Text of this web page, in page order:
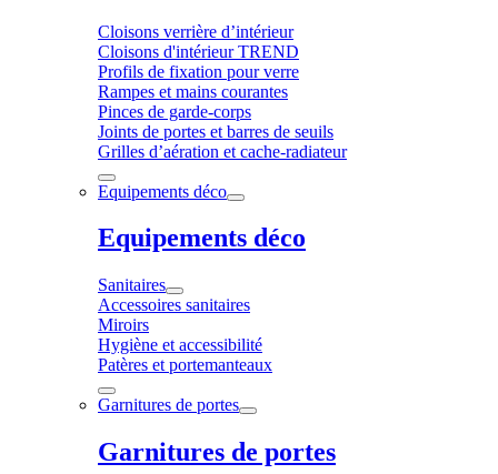
Cloisons verrière d’intérieur
Cloisons d'intérieur TREND
Profils de fixation pour verre
Rampes et mains courantes
Pinces de garde-corps
Joints de portes et barres de seuils
Grilles d’aération et cache-radiateur
Equipements déco
Equipements déco
Sanitaires
Accessoires sanitaires
Miroirs
Hygiène et accessibilité
Patères et portemanteaux
Garnitures de portes
Garnitures de portes